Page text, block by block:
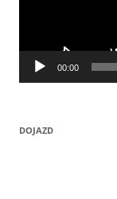
00:00
DOJAZD